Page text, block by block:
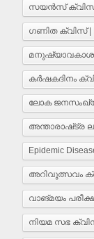
സയൻസ്
ഗണിത ക്വിസ് |
മനുഷ്യാവകാശ
കർഷകദിനം
ലോക
അന്താരാഷ്‌ട്ര
Epidemic
അറിവുത്സവം
വാങ്മയം
നിയമ സഭ